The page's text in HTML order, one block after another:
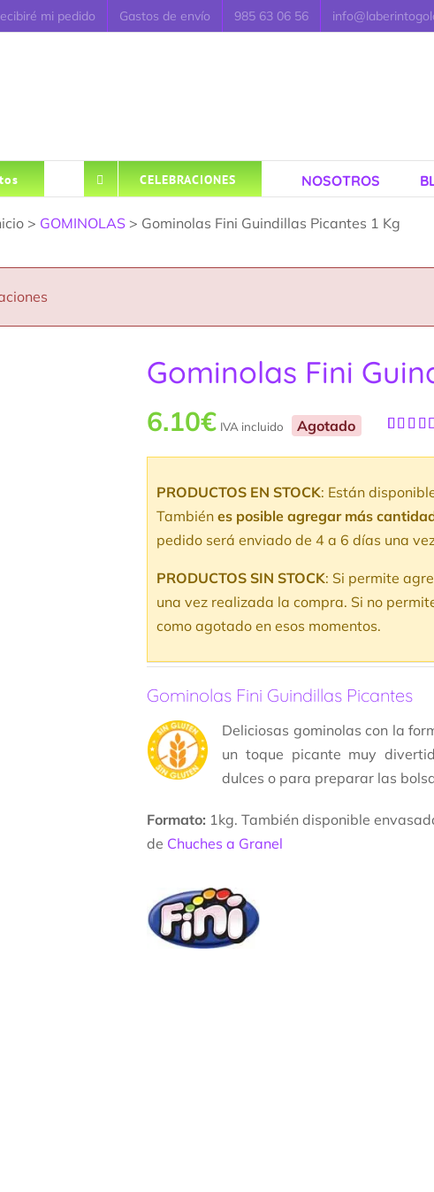
mi pedido Gastos de envío 985 63 06 56
CELEBRACIONES NOSOTROS
> GOMINOLAS > Gominolas Fini Guindillas Picantes 1 Kg
Gominolas Fini
6.10€ IVA incluido Agotado
con
de un
PRODUCTOS EN STOCK: Están
También es posible agregar más
pedido será enviado de 4 a 6 días una
PRODUCTOS SIN STOCK: Si permite
una vez realizada la compra. Si no
como agotado en esos momentos.
Gominolas Fini Guindillas Picantes
Deliciosas gominolas con la
un toque picante muy
dulces o para preparar las
Formato: 1kg. También disponible
de Chuches a Granel